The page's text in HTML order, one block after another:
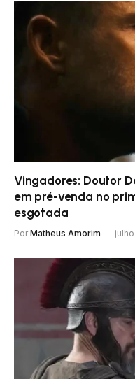
Vingadores: Doutor
em pré-venda no
esgotada
Por Matheus Amorim